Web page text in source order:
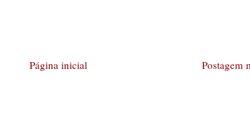
Postagem
Página inicial